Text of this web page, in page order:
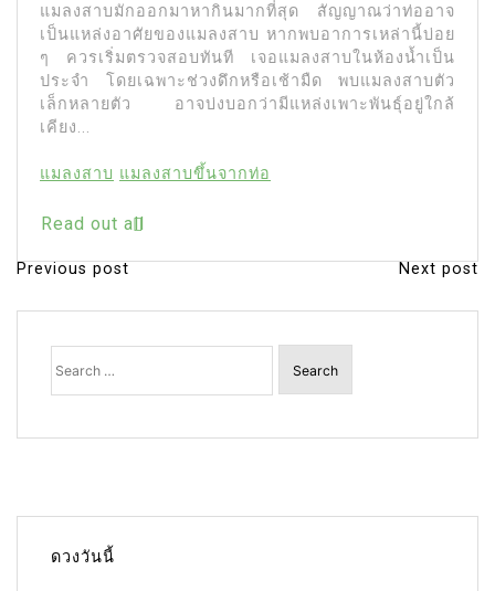
หากินมากที่สุด สัญญาณว่าท่ออาจ
มลงสาบ หากพบอาการเหล่านี้บ่อย
ทันที เจอแมลงสาบในห้องน้ำเป็น
วงดึกหรือเช้ามืด พบแมลงสาบตัว
งบอกว่ามีแหล่งเพาะพันธุ์อยู่ใกล้
ขึ้นจากท่อ
เห็นแมลงสาบวิ่ง
ตอนกลางคืน? 1.
ถูกพบเห็นและถูก
แมลงสาบ แมลงส
P
o
i
Previous post Next post
Search
for:
ดวงวันนี้